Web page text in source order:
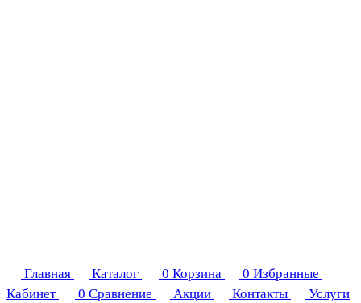
Главная Каталог 0 Корзина 0 Избранные
Кабинет
0 Сравнение Акции Контакты
Услуги